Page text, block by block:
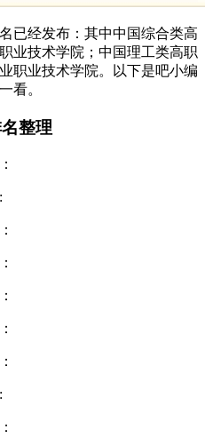
已经发布：其中中国综合类高
业技术学院；中国理工类高职
职业技术学院。以下是吧小编
看。
整理